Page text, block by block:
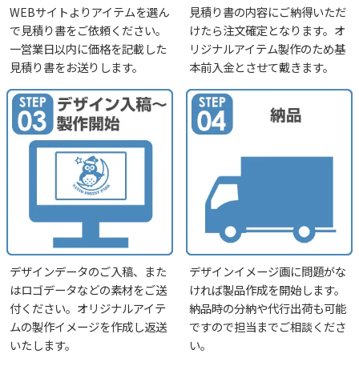
WEBサイトよりアイテムを選ん
で見積り書をご依頼ください。
一営業日以内に価格を記載した
見積り書をお送りします。
見積り書の内容にご納得いただ
けたら注文確定となります。オ
リジナルアイテム製作のため基
本前入金とさせて戴きます。
デザインデータのご入稿、また
はロゴデータなどの素材をご送
付ください。オリジナルアイテ
ムの製作イメージを作成し返送
いたします。
デザインイメージ画に問題がな
ければ製品作成を開始します。
納品時の分納や代行出荷も可能
ですので担当までご相談くださ
い。